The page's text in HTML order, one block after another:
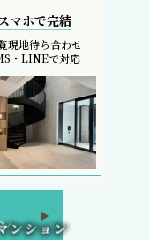
スマホで完結
現地待ち合わせ
・LINEで対応